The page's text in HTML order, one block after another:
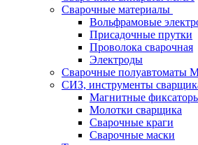
Сварочные материалы
Вольфрамовые
Присадочные прутки
Проволока сварочная
Электроды
Сварочные полуавтоматы
СИЗ, инструменты
Магнитные
Молотки сварщика
Сварочные краги
Сварочные маски